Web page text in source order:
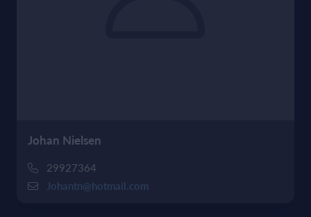
Johan Nielsen
29927364
Johantn@hotmail.com